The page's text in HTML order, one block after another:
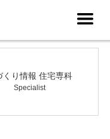
くり情報 住宅専科
Specialist